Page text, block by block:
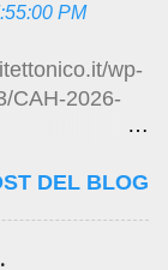
2026/03/
PM
wp-
CAH-2026-
Call_SIRA_la
DEL BLOG